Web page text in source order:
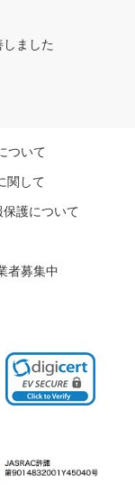
ました
ついて
関して
保護について
者募集中